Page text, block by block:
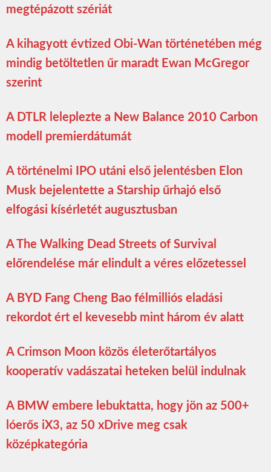
megtépázott szériát
A kihagyott évtized Obi-Wan történetében még
mindig betöltetlen űr maradt Ewan McGregor
szerint
A DTLR leleplezte a New Balance 2010 Carbon
modell premierdátumát
A történelmi IPO utáni első jelentésben Elon
Musk bejelentette a Starship űrhajó első
elfogási kísérletét augusztusban
A The Walking Dead Streets of Survival
előrendelése már elindult a véres előzetessel
A BYD Fang Cheng Bao félmilliós eladási
rekordot ért el kevesebb mint három év alatt
A Crimson Moon közös életerőtartályos
kooperatív vadászatai heteken belül indulnak
A BMW embere lebuktatta, hogy jön az 500+
lóerős iX3, az 50 xDrive meg csak
középkategória